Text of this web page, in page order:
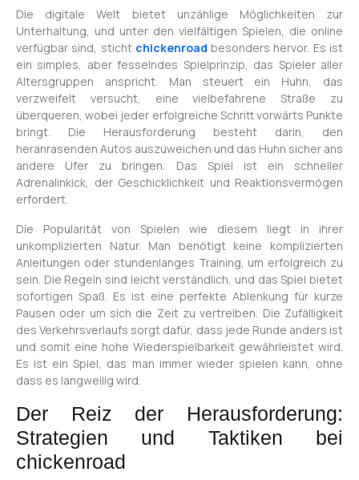
Die digitale Welt bietet unzählige Möglichkeiten zur
Unterhaltung, und unter den vielfältigen Spielen, die online
verfügbar sind, sticht chickenroad besonders hervor. Es ist
ein simples, aber fesselndes Spielprinzip, das Spieler aller
Altersgruppen anspricht. Man steuert ein Huhn, das
verzweifelt versucht, eine vielbefahrene Straße zu
überqueren, wobei jeder erfolgreiche Schritt vorwärts Punkte
bringt. Die Herausforderung besteht darin, den
heranrasenden Autos auszuweichen und das Huhn sicher ans
andere Ufer zu bringen. Das Spiel ist ein schneller
Adrenalinkick, der Geschicklichkeit und Reaktionsvermögen
erfordert.
Die Popularität von Spielen wie diesem liegt in ihrer
unkomplizierten Natur. Man benötigt keine komplizierten
Anleitungen oder stundenlanges Training, um erfolgreich zu
sein. Die Regeln sind leicht verständlich, und das Spiel bietet
sofortigen Spaß. Es ist eine perfekte Ablenkung für kurze
Pausen oder um sich die Zeit zu vertreiben. Die Zufälligkeit
des Verkehrsverlaufs sorgt dafür, dass jede Runde anders ist
und somit eine hohe Wiederspielbarkeit gewährleistet wird.
Es ist ein Spiel, das man immer wieder spielen kann, ohne
dass es langweilig wird.
Der Reiz der Herausforderung:
Strategien und Taktiken bei
chickenroad